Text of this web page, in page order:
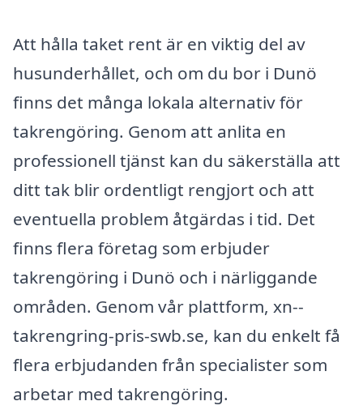
Att hålla taket rent är en viktig del av
husunderhållet, och om du bor i Dunö
finns det många lokala alternativ för
takrengöring. Genom att anlita en
professionell tjänst kan du säkerställa att
ditt tak blir ordentligt rengjort och att
eventuella problem åtgärdas i tid. Det
finns flera företag som erbjuder
takrengöring i Dunö och i närliggande
områden. Genom vår plattform, xn--
takrengring-pris-swb.se, kan du enkelt få
flera erbjudanden från specialister som
arbetar med takrengöring.